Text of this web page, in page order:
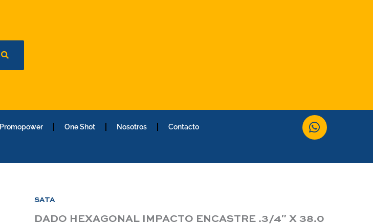
Promopower One Shot Nosotros Contacto
W
h
SATA
DADO HEXAGONAL IMPACTO ENCASTRE .3/4″ X 38.0